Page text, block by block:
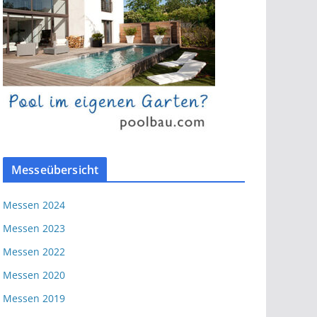
Messeübersicht
Messen 2024
Messen 2023
Messen 2022
Messen 2020
Messen 2019